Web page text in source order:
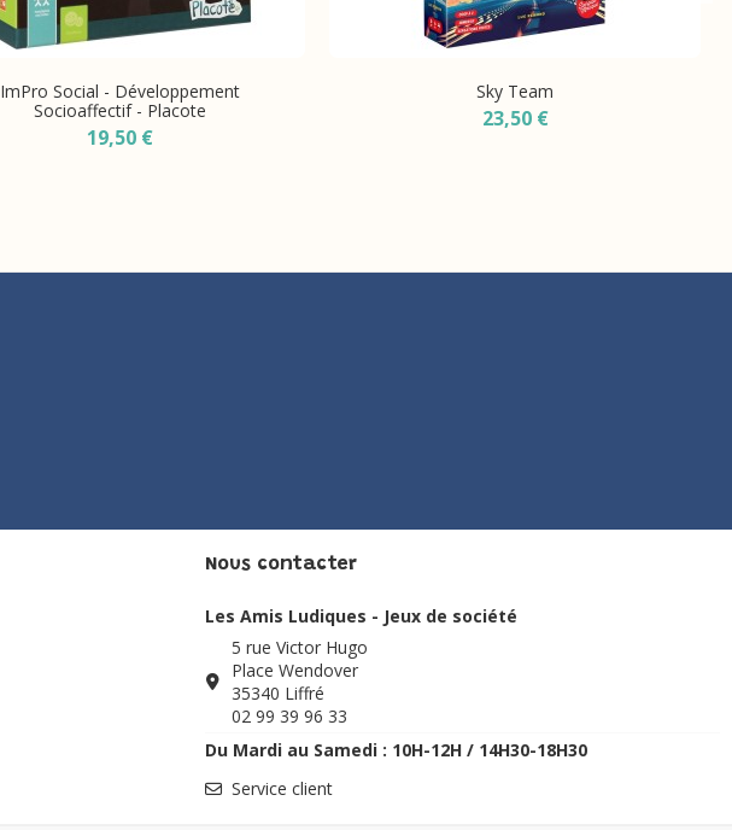
ImPro Social - Développement
Socioaffectif - Placote
19,50 €
Sky Team
23,50 €
Nous contacter
Les Amis Ludiques - Jeux de société
5 rue Victor Hugo
Place Wendover
35340 Liffré
02 99 39 96 33
Du Mardi au Samedi : 10H-12H / 14H30-18H30
Service client